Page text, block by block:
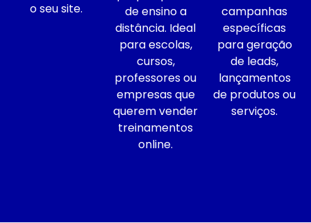
o seu site.
de ensino a
distância. Ideal
para escolas,
cursos,
professores ou
empresas que
querem vender
treinamentos
online.
campanhas
específicas
para geração
de leads,
lançamentos
de produtos ou
serviços.